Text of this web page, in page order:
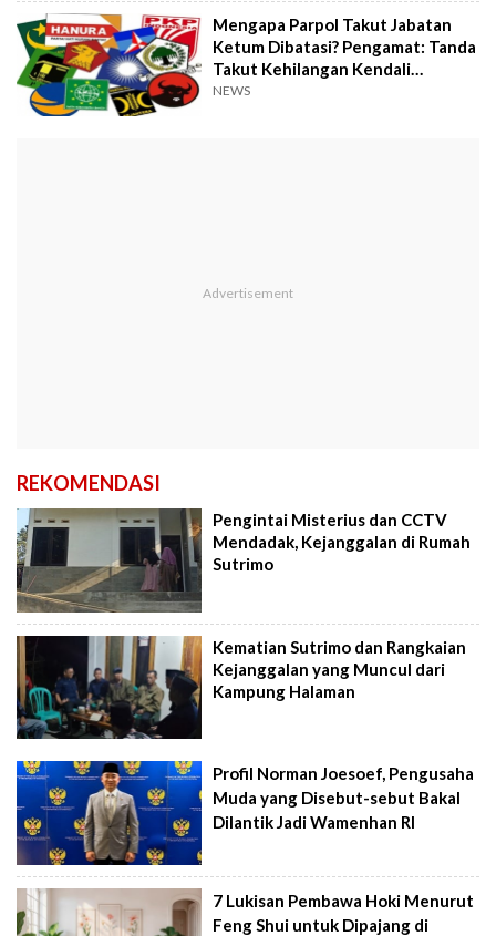
Mengapa Parpol Takut Jabatan
Ketum Dibatasi? Pengamat: Tanda
Takut Kehilangan Kendali
Republik
NEWS
REKOMENDASI
Pengintai Misterius dan CCTV
Mendadak, Kejanggalan di Rumah
Sutrimo
Kematian Sutrimo dan Rangkaian
Kejanggalan yang Muncul dari
Kampung Halaman
Profil Norman Joesoef, Pengusaha
Muda yang Disebut-sebut Bakal
Dilantik Jadi Wamenhan RI
7 Lukisan Pembawa Hoki Menurut
Feng Shui untuk Dipajang di